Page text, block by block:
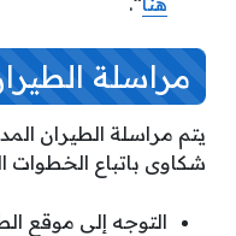
مراسلة
يتم مراسلة الطيران
شكاوى باتباع الخطوات
التوجه إلى موقع